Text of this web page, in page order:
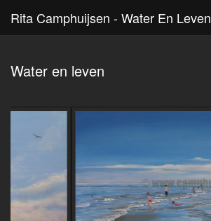
Rita Camphuijsen - Water En Leven
Water en leven